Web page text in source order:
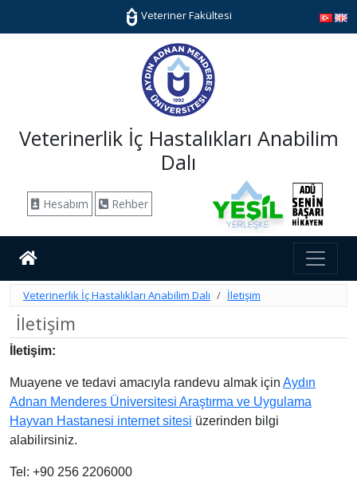
Veteriner Fakültesi
Veterinerlik İç Hastalıkları Anabilim
Dalı
Hesabım Rehber
Veterinerlik İç Hastalıkları Anabilim Dalı İletişim
İletişim
İletişim:
Muayene ve tedavi amacıyla randevu almak için Aydın
Adnan Menderes Üniversitesi Araştırma ve Uygulama
Hayvan Hastanesi internet sitesi üzerinden bilgi
alabilirsiniz.
Tel: +90 256 2206000